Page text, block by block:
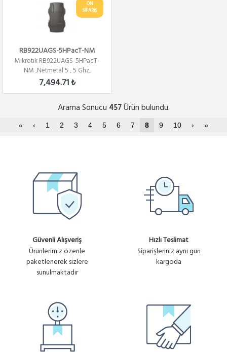
ÖN
SİPARİŞ
RB922UAGS-5HPacT-NM
Mikrotik RB922UAGS-5HPacT-
NM ,Netmetal 5 , 5 Ghz,
802.11ac ,3x3 Mi...
7,494.71 ₺
Arama Sonucu 457Ürün bulundu.
« ‹ 1 2 3 4 5 6 7 8 9 10 › »
Güvenli Alışveriş
Ürünlerimiz özenle
paketlenerek sizlere
sunulmaktadır
Hızlı Teslimat
Siparişleriniz aynı gün
kargoda